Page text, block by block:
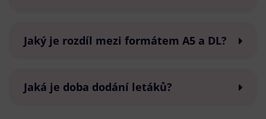
Jaký je rozdíl mezi formátem A5 a DL?
Jaká je doba dodání letáků?